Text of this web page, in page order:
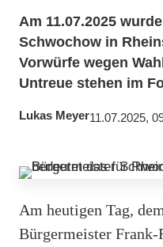
Am 11.07.2025
Schwochow in
Vorwürfe wegen
Untreue stehen im
Lukas Meyer11.07.2025,
Am heutigen Tag,
Bürgermeister